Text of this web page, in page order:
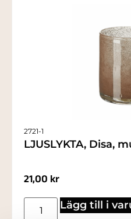
2721-1
LJUSLYKTA, Disa,
21,00 kr
Lägg till i